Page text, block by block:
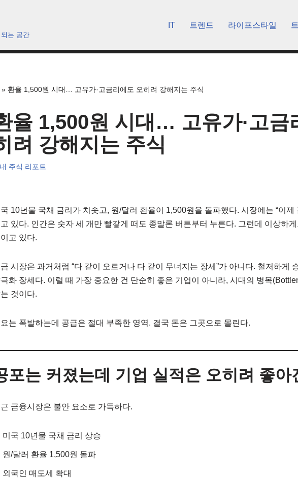
는 공간
IT 트렌드 라이프스타일
» 환율 1,500원 시대… 고유가·고금리에도 오히려 강해지는 주식
율 1,500원 시대… 고유가·고금
려 강해지는 주식
주식 리포트
10년물 국채 금리가 치솟고, 원/달러 환율이 1,500원을 돌파했다. 시장에는 “이제
있다. 인간은 숫자 세 개만 빨갛게 떠도 종말론 버튼부터 누른다. 그런데 이상하
고 있다.
시장은 과거처럼 “다 같이 오르거나 다 같이 무너지는 장세”가 아니다. 철저하게
화 장세다. 이럴 때 가장 중요한 건 단순히 좋은 기업이 아니라, 시대의 병목
것이다.
는 폭발하는데 공급은 절대 부족한 영역. 결국 돈은 그곳으로 몰린다.
포는 커졌는데 기업 실적은 오히려 좋아
금융시장은 불안 요소로 가득하다.
미국 10년물 국채 금리 상승
원/달러 환율 1,500원 돌파
외국인 매도세 확대